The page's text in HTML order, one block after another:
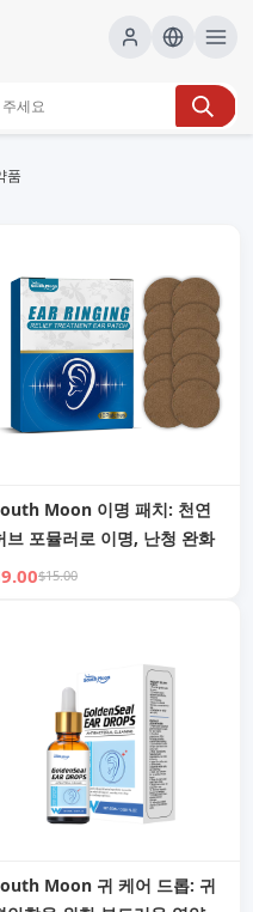
B2B/B2C
전복용,의료정보,
용과 합리적 구매 정보를 제공합
품
Moon 이명 패치: 천연
브 포뮬러로 이명, 난청 완화
$15.00
Moon 귀 케어 드롭: 귀